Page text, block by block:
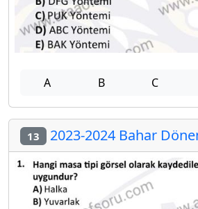
A B C
13 2023-2024 Bahar